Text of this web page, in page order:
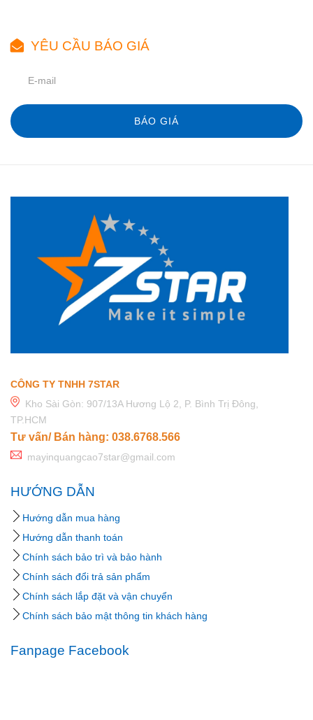
YÊU CẦU BÁO GIÁ
BÁO GIÁ
CÔNG TY TNHH 7STAR
Kho Sài Gòn: 907/13A Hương Lộ 2, P. Bình Trị Đông,
TP.HCM
Tư vấn/ Bán hàng: 038.6768.566
mayinquangcao7star@gmail.com
HƯỚNG DẪN
Hướng dẫn mua hàng
Hướng dẫn thanh toán
Chính sách bảo trì và bảo hành
Chính sách đổi trả sản phẩm
Chính sách lắp đặt và vận chuyển
Chính sách bảo mật thông tin khách hàng
Fanpage Facebook